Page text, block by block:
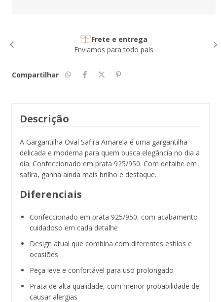
Frete e entrega
Enviamos para todo país
Compartilhar
Descrição
A Gargantilha Oval Safira Amarela é uma gargantilha
delicada e moderna para quem busca elegância no dia a
dia. Confeccionado em prata 925/950. Com detalhe em
safira, ganha ainda mais brilho e destaque.
Diferenciais
Confeccionado em prata 925/950, com acabamento
cuidadoso em cada detalhe
Design atual que combina com diferentes estilos e
ocasiões
Peça leve e confortável para uso prolongado
Prata de alta qualidade, com menor probabilidade de
causar alergias